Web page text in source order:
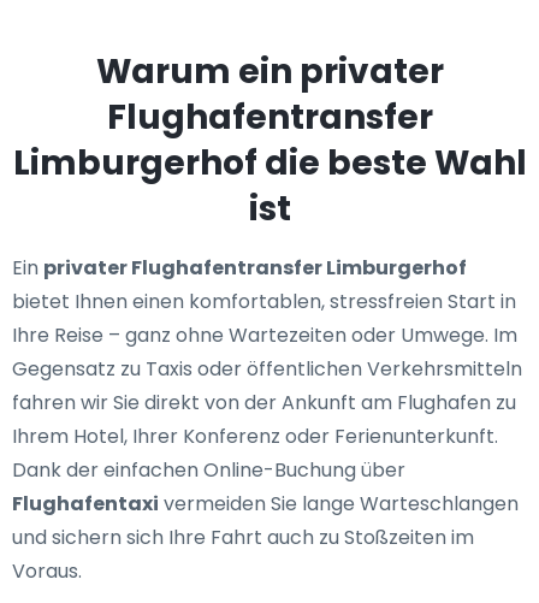
Warum ein privater
Flughafentransfer
Limburgerhof die beste Wahl
ist
Ein privater Flughafentransfer Limburgerhof
bietet Ihnen einen komfortablen, stressfreien Start in
Ihre Reise – ganz ohne Wartezeiten oder Umwege. Im
Gegensatz zu Taxis oder öffentlichen Verkehrsmitteln
fahren wir Sie direkt von der Ankunft am Flughafen zu
Ihrem Hotel, Ihrer Konferenz oder Ferienunterkunft.
Dank der einfachen Online-Buchung über
Flughafentaxi vermeiden Sie lange Warteschlangen
und sichern sich Ihre Fahrt auch zu Stoßzeiten im
Voraus.